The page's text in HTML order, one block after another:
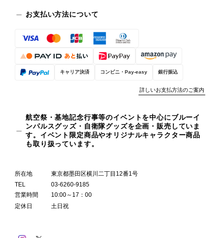
お支払い方法について
キャリア決済 コンビニ・Pay-easy 銀行振込
詳しいお支払方法のご案内
航空祭・基地記念行事等のイベントを中心にブルーイ
ンパルスグッズ・自衛隊グッズを企画・販売していま
す。イベント限定商品やオリジナルキャラクター商品
も取り扱っています。
所在地
東京都墨田区横川二丁目12番1号
TEL
03-6260-9185
営業時間
10:00～17：00
定休日
土日祝